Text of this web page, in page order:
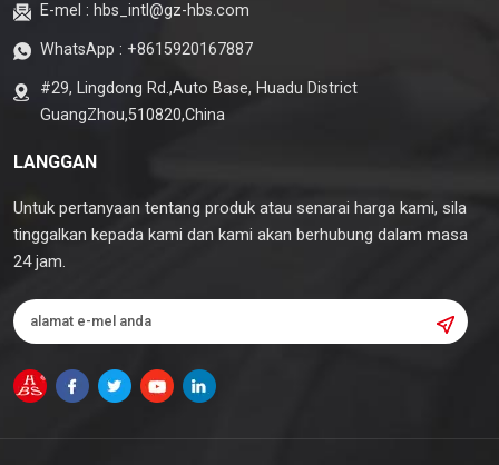
E-mel : hbs_intl@gz-hbs.com
WhatsApp : +8615920167887
#29, Lingdong Rd.,Auto Base, Huadu District
GuangZhou,510820,China
LANGGAN
Untuk pertanyaan tentang produk atau senarai harga kami, sila
tinggalkan kepada kami dan kami akan berhubung dalam masa
24 jam.